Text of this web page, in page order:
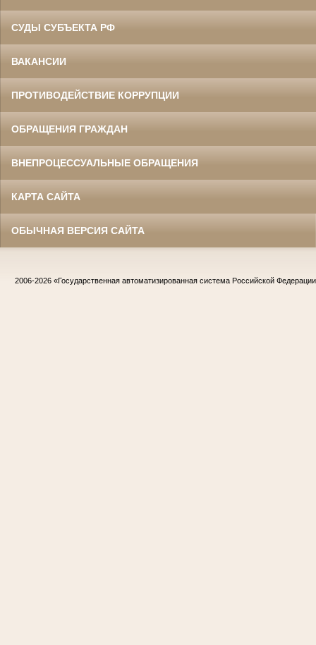
СУДЫ СУБЪЕКТА РФ
ВАКАНСИИ
ПРОТИВОДЕЙСТВИЕ КОРРУПЦИИ
ОБРАЩЕНИЯ ГРАЖДАН
ВНЕПРОЦЕССУАЛЬНЫЕ ОБРАЩЕНИЯ
КАРТА САЙТА
ОБЫЧНАЯ ВЕРСИЯ САЙТА
2006-2026 «Государственная автоматизированная система Российской